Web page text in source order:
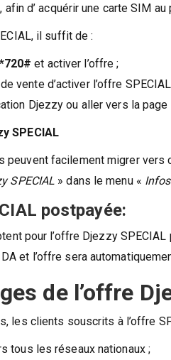
d’ acquérir une carte SIM au
il suffit de :
*720# et activer l’offre ;
vente d’activer l’offre
Djezzy ou aller vers la
SPECIAL
peuvent facilement migrer
SPECIAL » dans le menu «
postpayée:
pour l’offre Djezzy
et l’offre sera
de l’offre
les clients souscrits à l’offre
tous les réseaux nationaux ;